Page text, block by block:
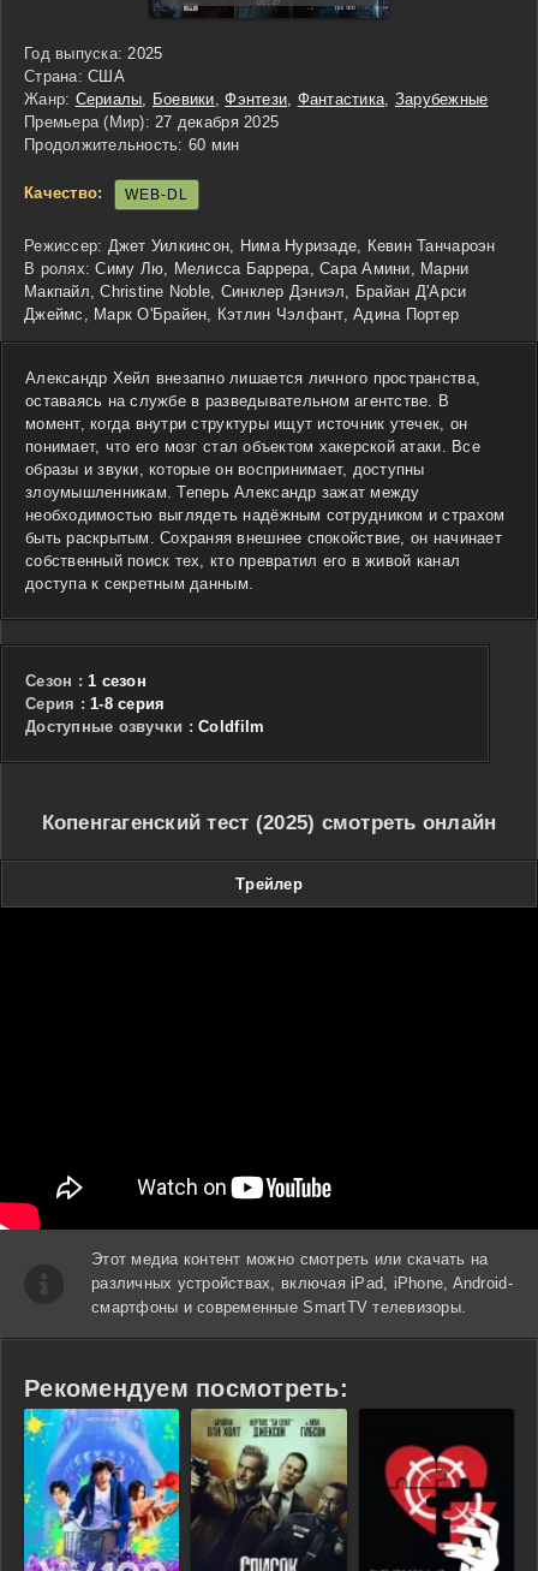
Год выпуска: 2025
Страна: США
Жанр: Сериалы Боевики ,Фэнтези Фантастика Зарубежные
Премьера (Мир): 27 декабря 2025
Продолжительность: 60 мин
Качество: WEB-DL
Режиссер: Джет Уилкинсон, Нима Нуризаде, Кевин Танчароэн
В ролях: Симу Лю, Мелисса Баррера, Сара Амини, Марни
Макпайл, Christine Noble, Синклер Дэниэл, Брайан Д'Арси
Джеймс, Марк О'Брайен, Кэтлин Чэлфант, Адина Портер
Александр Хейл внезапно лишается личного пространства,
оставаясь на службе в разведывательном агентстве. В
момент, когда внутри структуры ищут источник утечек, он
понимает, что его мозг стал объектом хакерской атаки. Все
образы и звуки, которые он воспринимает, доступны
злоумышленникам. Теперь Александр зажат между
необходимостью выглядеть надёжным сотрудником и страхом
быть раскрытым. Сохраняя внешнее спокойствие, он начинает
собственный поиск тех, кто превратил его в живой канал
доступа к секретным данным.
Сезон : 1 сезон
Cерия : 1-8 серия
Доступные озвучки : Coldfilm
Копенгагенский тест (2025) смотреть онлайн
Трейлер
Этот медиа контент можно смотреть или скачать на
различных устройствах, включая iPad, iPhone, Android-
смартфоны и современные SmartTV телевизоры.
Рекомендуем посмотреть: